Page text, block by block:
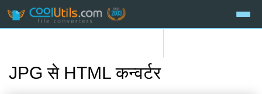
JPG से HTML कन्वर्टर